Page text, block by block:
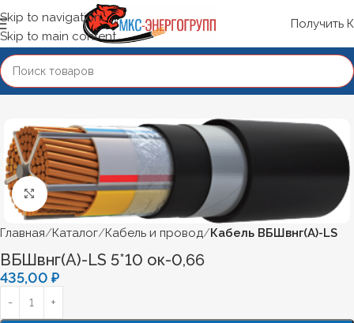
Skip to navigation
Skip to main content
Получить
Нажмите, чтобы увеличить
Главная Каталог Кабель и провод Кабель ВБШвнг(А)-LS
ВБШвнг(А)-LS 5*10 ок-0,66
435,00 ₽